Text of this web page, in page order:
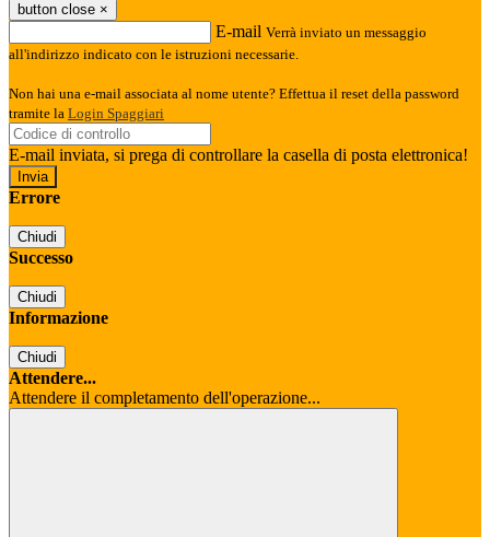
button close ×
E-mail Verrà inviato un messaggio
all'indirizzo indicato con le istruzioni necessarie.
Non hai una e-mail associata al nome utente? Effettua il reset della password
tramite la Login Spaggiari
E-mail inviata, si prega di controllare la casella di posta elettronica!
Errore
Chiudi
Successo
Chiudi
Informazione
Chiudi
Attendere...
Attendere il completamento dell'operazione...